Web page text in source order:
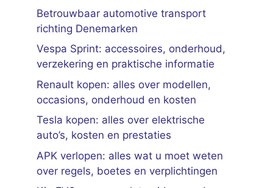
Betrouwbaar automotive transport
richting Denemarken
Vespa Sprint: accessoires, onderhoud,
verzekering en praktische informatie
Renault kopen: alles over modellen,
occasions, onderhoud en kosten
Tesla kopen: alles over elektrische
auto’s, kosten en prestaties
APK verlopen: alles wat u moet weten
over regels, boetes en verplichtingen